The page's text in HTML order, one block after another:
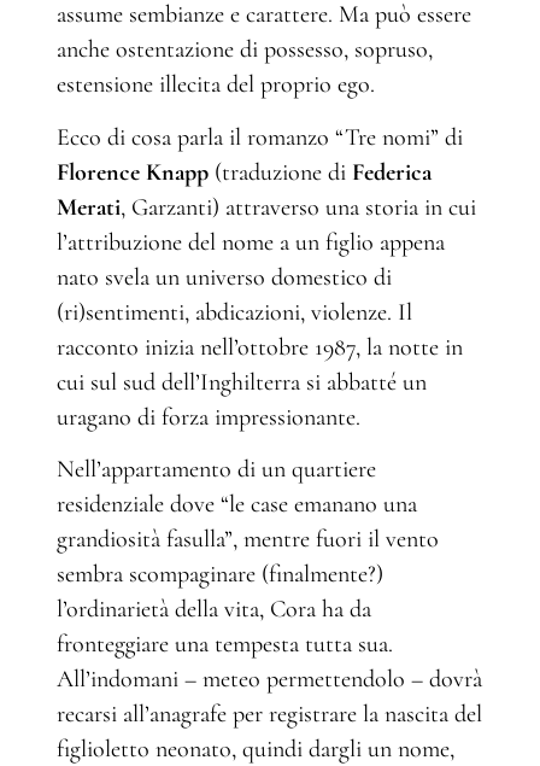
assume sembianze e carattere. Ma può essere
anche ostentazione di possesso, sopruso,
estensione illecita del proprio ego.
Ecco di cosa parla il romanzo “Tre nomi” di
Florence Knapp (traduzione di Federica
Merati, Garzanti) attraverso una storia in cui
l’attribuzione del nome a un figlio appena
nato svela un universo domestico di
(ri)sentimenti, abdicazioni, violenze. Il
racconto inizia nell’ottobre 1987, la notte in
cui sul sud dell’Inghilterra si abbatté un
uragano di forza impressionante.
Nell’appartamento di un quartiere
residenziale dove “le case emanano una
grandiosità fasulla”, mentre fuori il vento
sembra scompaginare (finalmente?)
l’ordinarietà della vita, Cora ha da
fronteggiare una tempesta tutta sua.
All’indomani – meteo permettendolo – dovrà
recarsi all’anagrafe per registrare la nascita del
figlioletto neonato, quindi dargli un nome,